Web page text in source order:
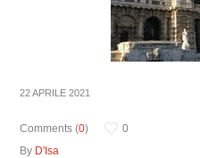
22 APRILE 2021
Comments (0)
0
By D'Isa